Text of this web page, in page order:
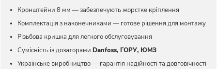
Кронштейни 8 мм — забезпечують жорстке кріплення
Комплектація з наконечниками — готове рішення для монтажу
Різьбова кришка для легкого обслуговування
Сумісність із дозаторами Danfoss, ГОРУ, ЮМЗ
Українське виробництво — гарантія надійності та довговічності